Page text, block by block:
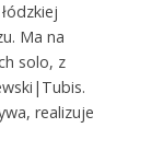
Ma na
solo, z
realizuje